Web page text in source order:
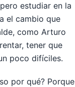
estudiar en la
el cambio que
como Arturo
tener que
poco difíciles.
por qué? Porque